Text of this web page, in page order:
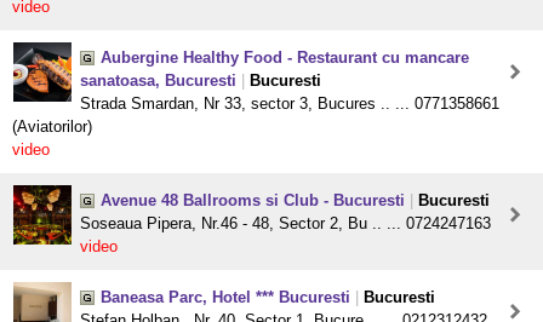
video
Aubergine Healthy Food - Restaurant cu mancare
sanatoasa, Bucuresti
Bucuresti
Strada Smardan, Nr 33, sector 3, Bucures .. ... 0771358661
(Aviatorilor)
video
Avenue 48 Ballrooms si Club - Bucuresti
Bucuresti
Soseaua Pipera, Nr.46 - 48, Sector 2, Bu .. ... 0724247163
video
Baneasa Parc, Hotel *** Bucuresti
Bucuresti